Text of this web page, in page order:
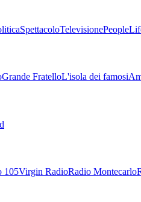
SpettacoloTelevisionePeople
Grande FratelloL'isola dei famosi
105Virgin RadioRadio Montecarlo